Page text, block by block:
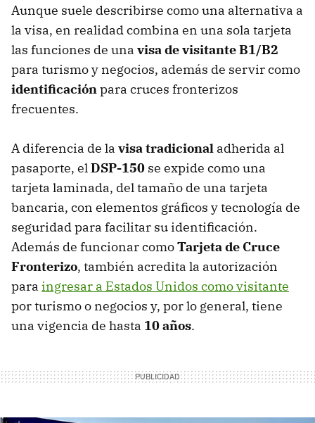
Aunque suele describirse como una alternativa a
la visa, en realidad combina en una sola tarjeta
las funciones de una visa de visitante B1/B2
para turismo y negocios, además de servir como
identificaciónpara cruces fronterizos
frecuentes.
A diferencia de la visa tradicional adherida al
pasaporte, elDSP-150 se expide como una
tarjeta laminada, del tamaño de una tarjeta
bancaria, con elementos gráficos y tecnología de
seguridad para facilitar su identificación.
Además de funcionar comoTarjeta de Cruce
Fronterizo, también acredita la autorización
para ingresar a Estados Unidos como visitante
por turismo o negocios y, por lo general, tiene
una vigencia de hasta 10 años.